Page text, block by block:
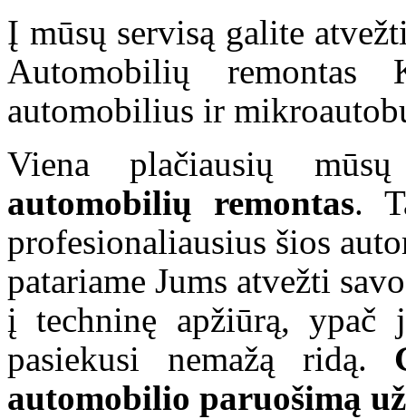
Į mūsų servisą galite
Automobilių remontas
automobilius ir
Viena plačiausių
automobilių remontas.
profesionaliausius šios
patariame Jums atvežti
į techninę apžiūrą, ypač
pasiekusi nemažą ridą.
automobilio paruošimą